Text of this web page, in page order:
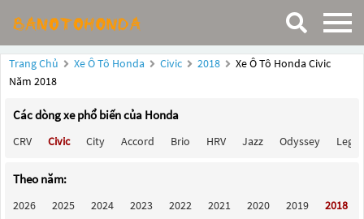
Trang Chủ Xe Ô Tô Honda Civic 2018
Xe Ô Tô Honda Civic
Năm 2018
Các dòng xe phổ biến của Honda
CRV Civic City Accord Brio HRV Jazz Odyssey
Theo năm:
2026 2025 2024 2023 2022 2021 2020 2019 2018